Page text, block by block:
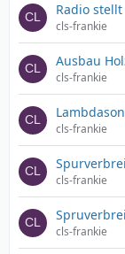
Radio
cls-frankie
Ausbau
cls-frankie
cls-frankie
cls-frankie
cls-frankie